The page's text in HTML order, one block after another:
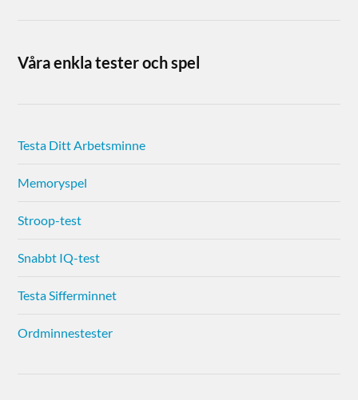
Våra enkla tester och spel
Testa Ditt Arbetsminne
Memoryspel
Stroop-test
Snabbt IQ-test
Testa Sifferminnet
Ordminnestester